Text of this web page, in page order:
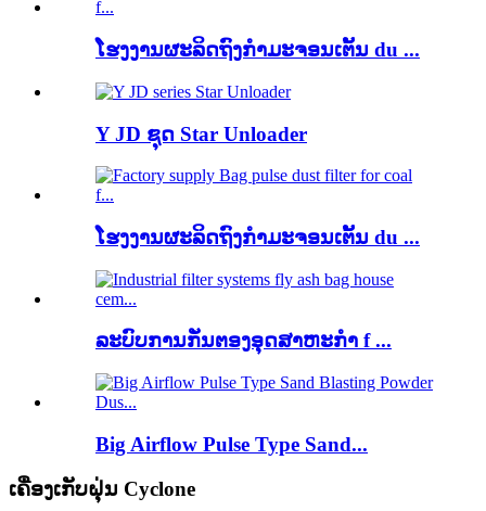
ໂຮງງານຜະລິດຖົງກໍາມະຈອນເຕັ້ນ du ...
Y JD ຊຸດ Star Unloader
ໂຮງງານຜະລິດຖົງກໍາມະຈອນເຕັ້ນ du ...
ລະບົບການກັ່ນຕອງອຸດສາຫະກໍາ f ...
Big Airflow Pulse Type Sand...
ເຄື່ອງເກັບຝຸ່ນ Cyclone